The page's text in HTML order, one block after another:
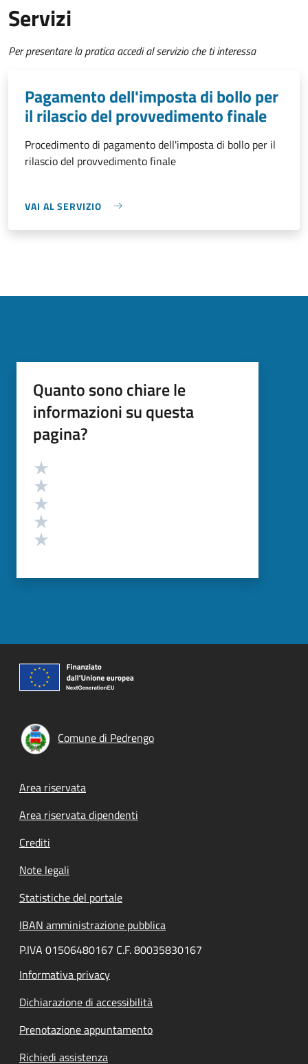
Servizi
Per presentare la pratica accedi al servizio che ti interessa
Pagamento dell'imposta di bollo per
il rilascio del provvedimento finale
Procedimento di pagamento dell'imposta di bollo per il
rilascio del provvedimento finale
VAI AL SERVIZIO
Quanto sono chiare le
informazioni su questa
pagina?
Valutazione
Comune di Pedrengo
Footer menu
Area riservata
Area riservata dipendenti
Crediti
Note legali
Statistiche del portale
IBAN amministrazione pubblica
P.IVA 01506480167 C.F. 80035830167
Informativa privacy
Dichiarazione di accessibilità
Prenotazione appuntamento
Richiedi assistenza